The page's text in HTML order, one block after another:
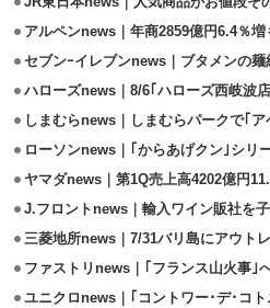
J.フロントnews｜輸入ワイン販社を
三菱地所news｜7/31バリ島にアウト